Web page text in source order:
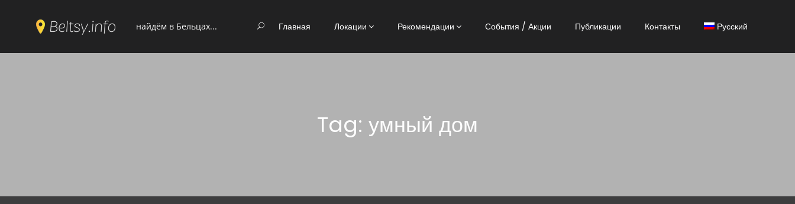
Главная Локации Рекомендации События / Акции Публикации Контакты Русский
Tag: умный дом